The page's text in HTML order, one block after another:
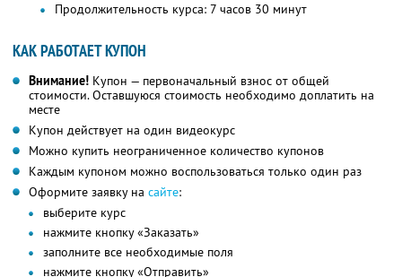
Продолжительность курса: 7 часов 30 минут
КАК РАБОТАЕТ КУПОН
Внимание! Купон — первоначальный взнос от общей
стоимости. Оставшуюся стоимость необходимо доплатить на
месте
Купон действует на один видеокурс
Можно купить неограниченное количество купонов
Каждым купоном можно воспользоваться только один раз
Оформите заявку на сайте:
выберите курс
нажмите кнопку «Заказать»
заполните все необходимые поля
нажмите кнопку «Отправить»